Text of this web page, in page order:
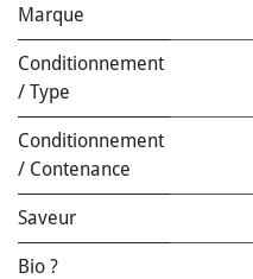
Marque
Conditionnement
/ Type
Conditionnement
/ Contenance
Saveur
Bio ?